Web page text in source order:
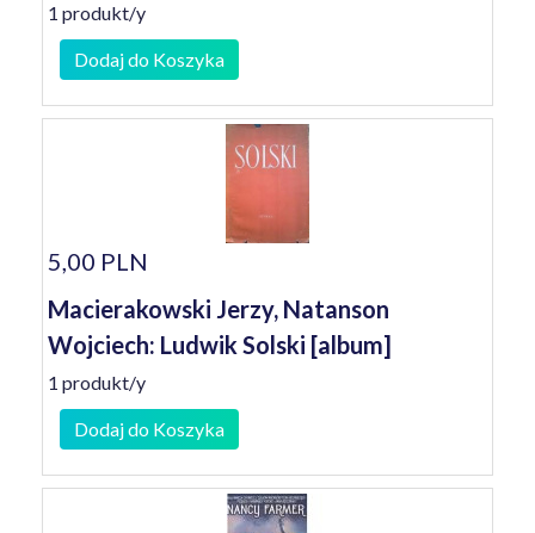
1 produkt/y
Dodaj do Koszyka
5,00 PLN
Macierakowski Jerzy, Natanson
Wojciech: Ludwik Solski [album]
1 produkt/y
Dodaj do Koszyka